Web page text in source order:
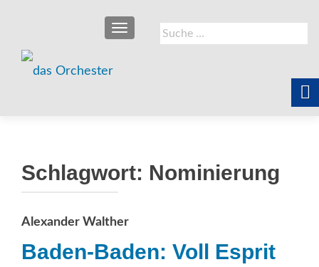
Suche
nach:
SCHALTE NAVIGATION
Schlagwort: Nominierung
Alexander Walther
Baden-Baden: Voll Esprit